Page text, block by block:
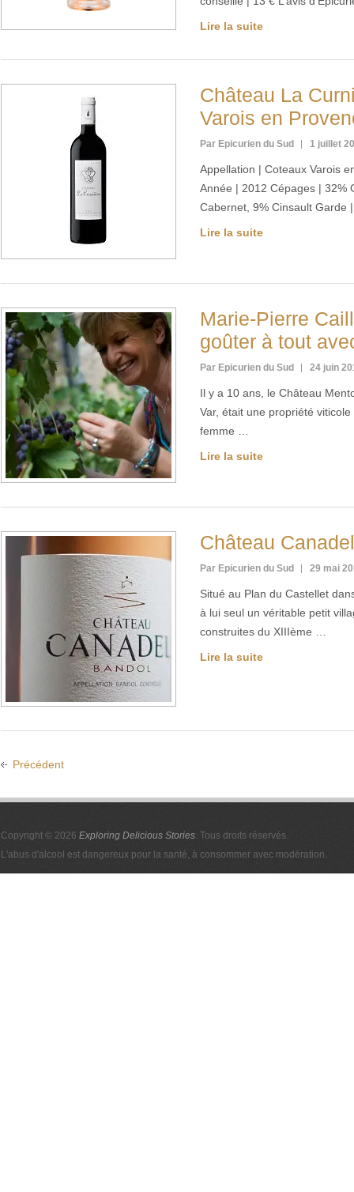
Lire la suite
Château La
Varois en
Par Epicurien du Sud 1 juillet
Appellation | Coteaux Varois
Année | 2012 Cépages | 32%
Cabernet, 9% Cinsault Garde
Lire la suite
Marie-Pierre
goûter à tout
Par Epicurien du Sud 24 juin
Il y a 10 ans, le Château
Var, était une propriété
femme …
Lire la suite
Château
Par Epicurien du Sud 29 mai
Situé au Plan du Castellet
à lui seul un véritable petit
construites du XIIIème …
Lire la suite
Précédent
Copyright © 2026 Exploring Delicious Stories. Tous droits réservés.
L'abus d'alcool est dangereux pour la santé, à consommer avec modération.